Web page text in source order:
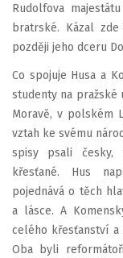
Rudolfova
bratrské. Kázal
později jeho dceru
Co spojuje Husa a
studenty na pražské
Moravě, v polském
vztah ke svému
spisy psali česky,
křesťané. Hus
pojednává o těch
a lásce. A
celého křesťanství
Oba byli